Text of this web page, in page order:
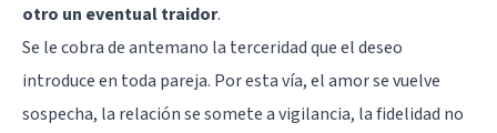
otro un eventual traidor.
Se le cobra de antemano la terceridad que el deseo
introduce en toda pareja. Por esta vía, el amor se vuelve
sospecha, la relación se somete a vigilancia, la fidelidad no